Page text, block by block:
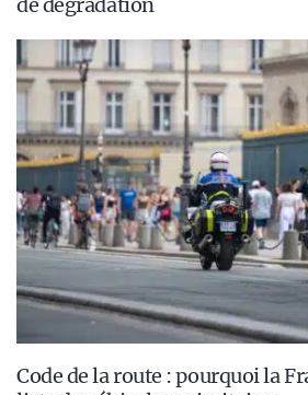
Code de la route : pourquoi la